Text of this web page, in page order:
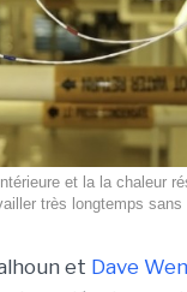
et la la chaleur
très longtemps
et Dave